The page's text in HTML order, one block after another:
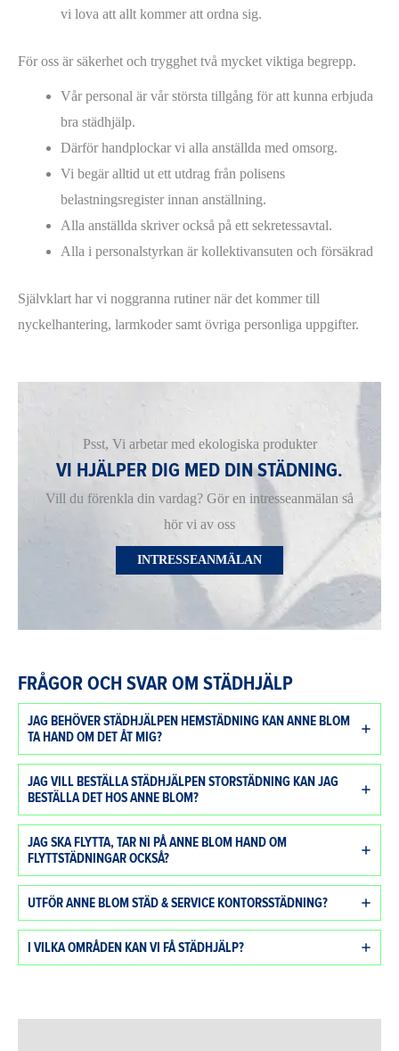
vi lova att allt kommer att ordna sig.
För oss är säkerhet och trygghet två mycket viktiga begrepp.
Vår personal är vår största tillgång för att kunna erbjuda
bra städhjälp.
Därför handplockar vi alla anställda med omsorg.
Vi begär alltid ut ett utdrag från polisens
belastningsregister innan anställning.
Alla anställda skriver också på ett sekretessavtal.
Alla i personalstyrkan är kollektivansuten och försäkrad
Självklart har vi noggranna rutiner när det kommer till
nyckelhantering, larmkoder samt övriga personliga uppgifter.
Psst, Vi arbetar med ekologiska produkter
VI HJÄLPER DIG MED DIN STÄDNING.
Vill du förenkla din vardag? Gör en intresseanmälan så
hör vi av oss
INTRESSEANMÄLAN
FRÅGOR OCH SVAR OM STÄDHJÄLP
JAG BEHÖVER STÄDHJÄLPEN HEMSTÄDNING KAN ANNE BLOM
TA HAND OM DET ÅT MIG?
JAG VILL BESTÄLLA STÄDHJÄLPEN STORSTÄDNING KAN JAG
BESTÄLLA DET HOS ANNE BLOM?
JAG SKA FLYTTA, TAR NI PÅ ANNE BLOM HAND OM
FLYTTSTÄDNINGAR OCKSÅ?
UTFÖR ANNE BLOM STÄD & SERVICE KONTORSSTÄDNING?
I VILKA OMRÅDEN KAN VI FÅ STÄDHJÄLP?